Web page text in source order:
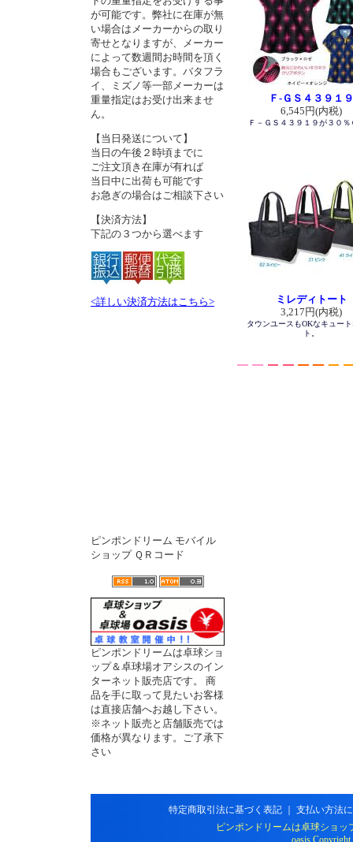
が可能です。弊社に在庫が無
い場合はメーカーからの取り
寄せとなりますが、メーカー
によって数週間お時間を頂く
場合もございます。バタフラ
イ、ミズノ等一部メーカーは
重量指定はお受け出来ませ
ん。
【当日発送について】
当日の午後２時頃までに
ご注文頂き在庫が有れば
当日中に出荷も可能です
お急ぎの場合はご相談下さい
【決済方法】
下記の３つから選べます
<詳しい決済方法はこちら>
ピンポンドリーム モバイル
ショップ ＱＲコード
ピンポンドリームは卓球ショ
ップ＆卓球場オアシスのイン
ターネット販売店です。 商
品を手に取って見たいお客様
は直接店舗へお越し下さい。
※ネット販売と店舗販売では
価格が異なります。ご了承下
さい
Ｆ-ＧＳ４３９１９
6,545円(内税)
Ｆ－ＧＳ４３９１９が３０％
ミレディトート
3,217円(内税)
タウンユースもOKなキュー
ト。
特定商取引法に基づく表記 ｜ 支払い方法
ピンポンドリームは卓球ショ
oasis